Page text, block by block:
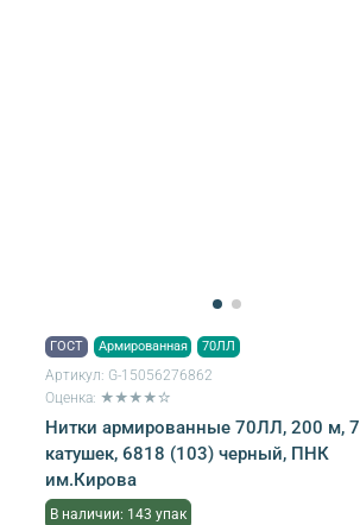
ГОСТ Армированная 70ЛЛ
Артикул: G-15056276862
Оценка: ★★★★☆
Нитки армированные 70ЛЛ, 200 м, 7
катушек, 6818 (103) черный, ПНК
им.Кирова
В наличии: 143 упак